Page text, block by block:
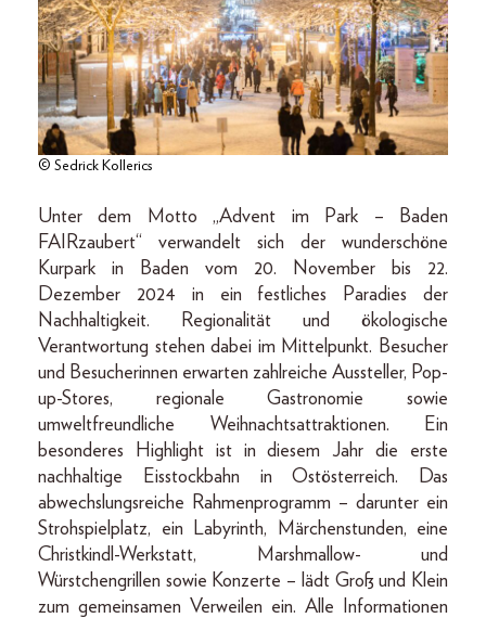
© Sedrick Kollerics
Unter dem Motto „Advent im Park – Baden
FAIRzaubert“ verwandelt sich der wunderschöne
Kurpark in Baden vom 20. November bis 22.
Dezember 2024 in ein festliches Paradies der
Nachhaltigkeit. Regionalität und ökologische
Verantwortung stehen dabei im Mittelpunkt. Besucher
und Besucherinnen erwarten zahlreiche Aussteller, Pop-
up-Stores, regionale Gastronomie sowie
umweltfreundliche Weihnachtsattraktionen. Ein
besonderes Highlight ist in diesem Jahr die erste
nachhaltige Eisstockbahn in Ostösterreich. Das
abwechslungsreiche Rahmenprogramm – darunter ein
Strohspielplatz, ein Labyrinth, Märchenstunden, eine
Christkindl-Werkstatt, Marshmallow- und
Würstchengrillen sowie Konzerte – lädt Groß und Klein
zum gemeinsamen Verweilen ein. Alle Informationen